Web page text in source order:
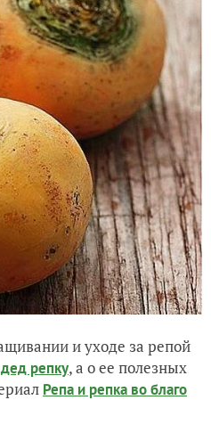
и уходе за репой
репку, а о ее полезных
Репа и репка во благо